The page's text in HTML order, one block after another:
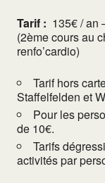
Tarif : 135€ / an
(2ème cours au
renfo’cardio)
Tarif hors
Staffelfelden et
Pour les
de 10€.
Tarifs
activités par